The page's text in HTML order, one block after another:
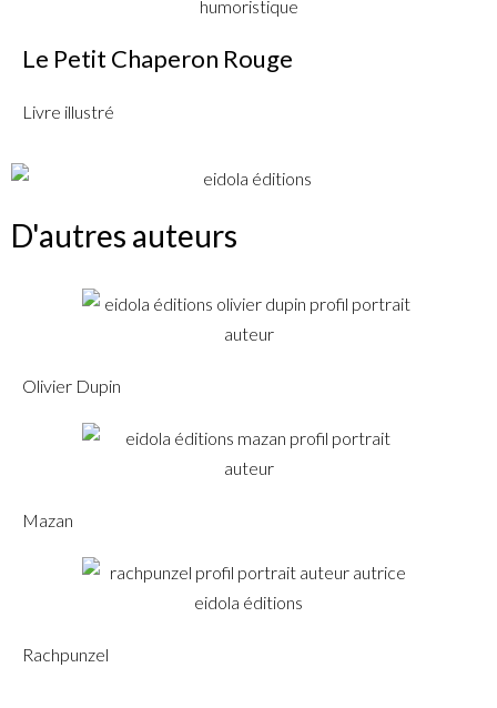
Le Petit Chaperon Rouge
Livre illustré
D'autres auteurs
Olivier Dupin
Mazan
Rachpunzel